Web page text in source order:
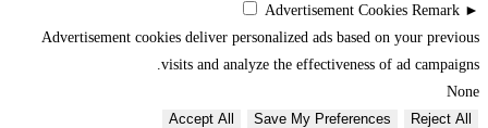
►
Advertisement Cookies Remark
Advertisement cookies deliver personalized ads based on your previous
visits and analyze the effectiveness of ad campaigns.
None
Reject All
Save My Preferences
Accept All